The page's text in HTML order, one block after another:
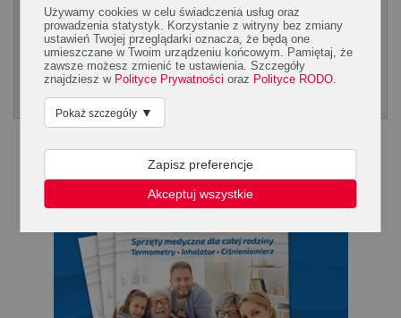
1 2 3 4 ... 10 DALEJ
Poradnik Silmed
KLIKNIJ, ABY POBRAĆ PORADNK
Używamy cookies w celu świadczenia usług oraz
prowadzenia statystyk. Korzystanie z witryny bez zmiany
ustawień Twojej przeglądarki oznacza, że będą one
umieszczane w Twoim urządzeniu końcowym. Pamiętaj, że
zawsze możesz zmienić te ustawienia. Szczegóły
znajdziesz w Polityce Prywatności oraz Polityce RODO.
Pokaż szczegóły ▼
Zapisz preferencje
Akceptuj wszystkie